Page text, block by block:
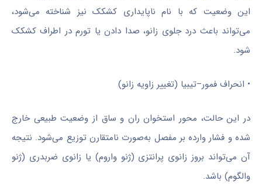
این وضعیت که با نام ناپایداری کشکک نیز شناخته می‌شود،
می‌تواند باعث درد جلوی زانو، صدا دادن یا تورم در اطراف کشکک
شود.
• انحراف فمور–تیبیا (تغییر زاویه زانو)
در این حالت، محور استخوان ران و ساق از وضعیت طبیعی خارج
شده و فشار وارده بر مفصل به‌صورت نامتقارن توزیع می‌شود. نتیجه
آن می‌تواند بروز زانوی پرانتزی (ژنو واروم) یا زانوی ضربدری (ژنو
والگوم) باشد.